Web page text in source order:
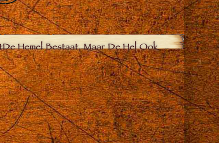
De Hemel Bestaat, Maar De Hel Ook